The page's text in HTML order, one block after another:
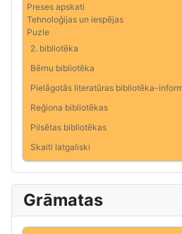
Preses apskati
Tehnoloģijas un iespējas
Puzle
2. bibliotēka
Bērnu bibliotēka
Pielāgotās literatūras bibliotēka-
Reģiona bibliotēkas
Pilsētas bibliotēkas
Skaiti latgaliski
Grāmatas